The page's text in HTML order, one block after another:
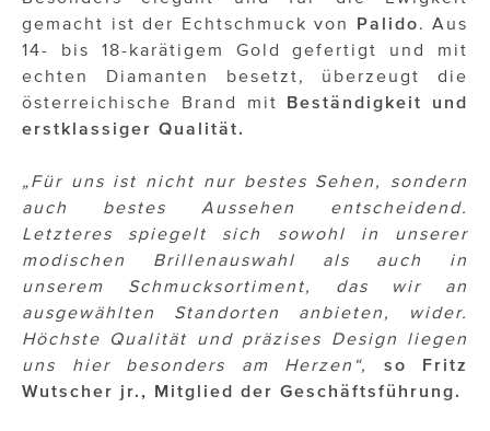
TOG Studio
Upside Down Town Hotel – Neue Post
VieSFF – Vienna Spanish Film Festival
PRESS CONTACT
gemacht ist der Echtschmuck von Palido. Aus
14- bis 18-karätigem Gold gefertigt und mit
echten Diamanten besetzt, überzeugt die
österreichische Brand mit Beständigkeit und
erstklassiger Qualität.
„Für uns ist nicht nur bestes Sehen, sondern
auch bestes Aussehen entscheidend.
Letzteres spiegelt sich sowohl in unserer
modischen Brillenauswahl als auch in
unserem Schmucksortiment, das wir an
ausgewählten Standorten anbieten, wider.
Höchste Qualität und präzises Design liegen
uns hier besonders am Herzen“,
so Fritz
Wutscher jr., Mitglied der Geschäftsführung.